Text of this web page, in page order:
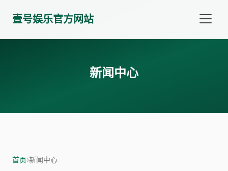
壹号娱乐官方网站
新闻中心
首页›新闻中心